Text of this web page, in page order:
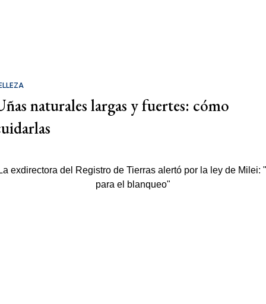
naturales largas y fuertes: cómo